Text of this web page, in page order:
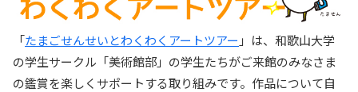
「たまごせんせいとわくわくアートツアー 」は、和歌山大学
の学生サークル「美術館部」の学生たちがご来館のみなさま
の鑑賞を楽しくサポートする取り組みです。作品について自